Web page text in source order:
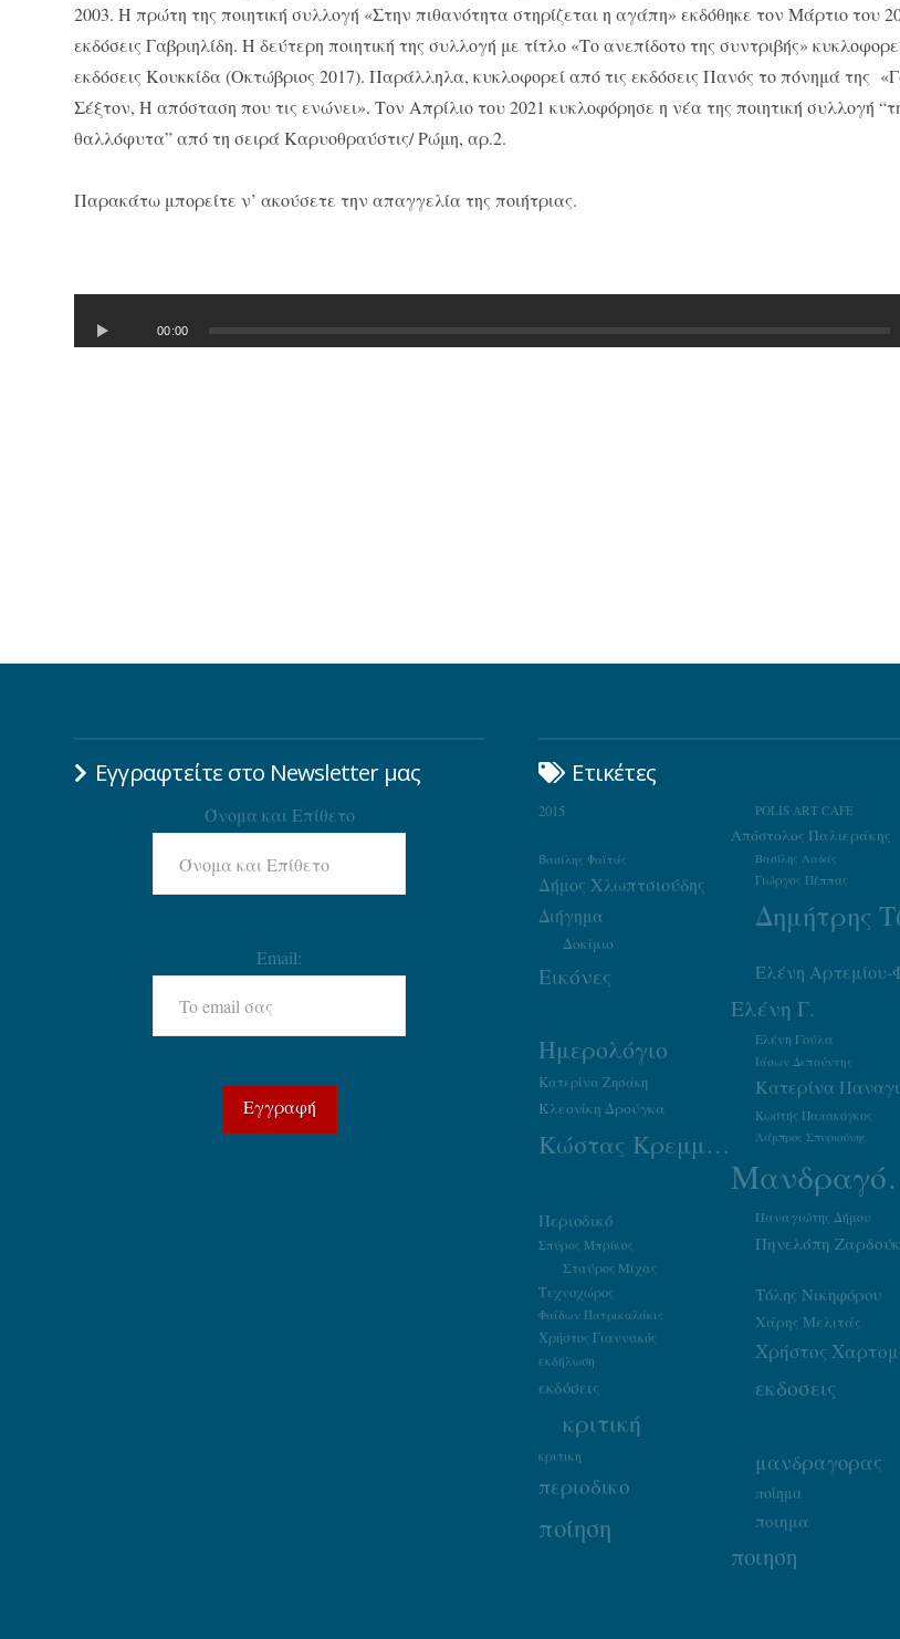
2003.Η πρώτη της ποιητική συλλογή «Στην πιθανότητα στηρίζεται η αγάπη» εκδόθηκε τον Μάρτιο του
εκδόσεις Γαβριηλίδη. Η δεύτερη ποιητική της συλλογή με τίτλο «Το ανεπίδοτο της συντριβής»
εκδόσεις Κουκκίδα (Οκτώβριος 2017).Παράλληλα, κυκλοφορεί από τις εκδόσεις Πανός το πόνημά της
Σέξτον, Η απόσταση που τις ενώνει». Tον Απρίλιο του 2021 κυκλοφόρησε η νέα της ποιητική συλλογή
θαλλόφυτα” από τη σειρά Καρυοθραύστις/ Ρώμη, αρ.2.
Παρακάτω μπορείτε ν’ ακούσετε την απαγγελία της ποιήτριας.
00:00
Εγγραφτείτε στο Newsletter μας
Όνομα και Επίθετο
Email:
Ετικέτες
2015 POLIS ART CAFE
Απόστολος Παλιεράκης
Βασίλης Λαδάς
Βασίλης Φαϊτάς
Γιώργος Πέππας
Δήμος Χλωπτσιούδης
Διήγημα
Δοκίμιο
Εικόνες
Ελένη Γ.
Ελένη Γούλα
Ημερολόγιο Ιάσων Δεπούντης
Κατερίνα Ζησάκη
Κλεονίκη Δρούγκα Κωστής Παπακόγκος
Κώστας Κρεμμύδας Λάμπρος Σπυριούνης
Παναγιώτης Δήμου
Περιοδικό
Πηνελόπη
Σπύρος Μπρίκος
Σταύρος Μίχας
Τεχνοχώρος
Τόλης Νικηφόρου
Φαίδων Πατρικαλάκις Χάρης Μελιτάς
Χρήστος Γιαννακός
εκδήλωση
εκδοσεις
εκδόσεις
κριτική
κριτικη μανδραγορας
περιοδικο ποίημα
ποίηση ποιημα
ποιηση